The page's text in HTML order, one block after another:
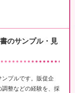
のサンプル・見
プルです。販促企
整などの経験を、採